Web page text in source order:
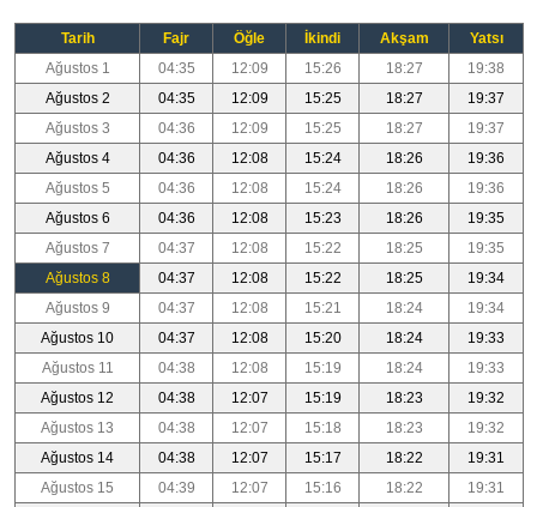
Tarih Fajr Öğle İkindi Akşam
Yatsı
Ağustos 1
04:35 12:09 15:26 18:27
19:38
Ağustos 2
04:35 12:09 15:25 18:27
19:37
Ağustos 3
04:36 12:09 15:25 18:27
19:37
Ağustos 4
04:36 12:08 15:24 18:26
19:36
Ağustos 5
04:36 12:08 15:24 18:26
19:36
Ağustos 6
04:36 12:08 15:23 18:26
19:35
Ağustos 7
04:37 12:08 15:22 18:25
19:35
Ağustos 8
04:37 12:08 15:22 18:25
19:34
Ağustos 9
04:37 12:08 15:21 18:24
19:34
Ağustos 10
04:37 12:08 15:20 18:24
19:33
Ağustos 11
04:38 12:08 15:19 18:24
19:33
Ağustos 12
04:38 12:07 15:19 18:23
19:32
Ağustos 13
04:38 12:07 15:18 18:23
19:32
Ağustos 14
04:38 12:07 15:17 18:22
19:31
Ağustos 15
04:39 12:07 15:16 18:22
19:31